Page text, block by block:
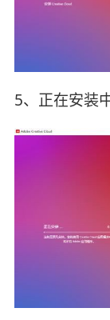
5、正在安装